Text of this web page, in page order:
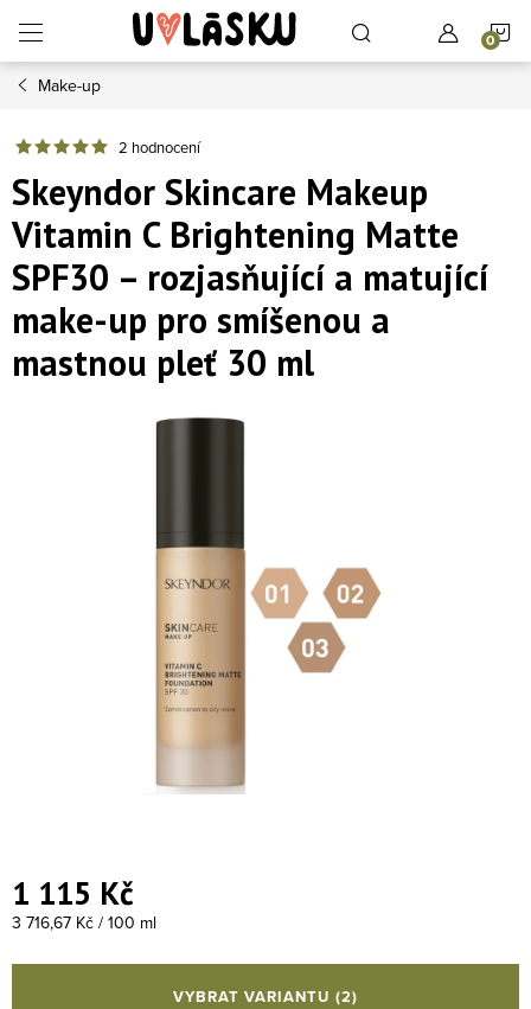
Make-up
2 hodnocení
Skeyndor Skincare Makeup
Vitamin C Brightening Matte
SPF30 – rozjasňující a matující
make-up pro smíšenou a
mastnou pleť 30 ml
1 115 Kč
Měrná cena:
3 716,67 Kč / 100 ml
VYBRAT VARIANTU (2)